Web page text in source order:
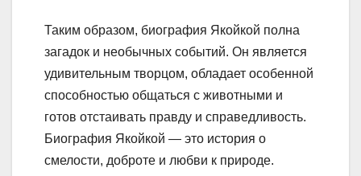
Таким образом, биография Якойкой полна
загадок и необычных событий. Он является
удивительным творцом, обладает особенной
способностью общаться с животными и
готов отстаивать правду и справедливость.
Биография Якойкой — это история о
смелости, доброте и любви к природе.